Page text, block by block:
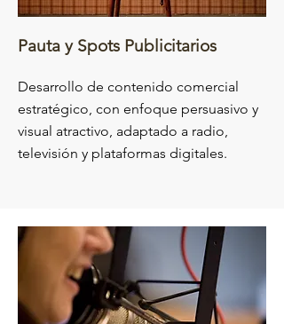
Pauta y Spots Publicitarios
Desarrollo de contenido comercial
estratégico, con enfoque persuasivo y
visual atractivo, adaptado a radio,
televisión y plataformas digitales.